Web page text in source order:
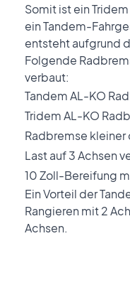
Somit ist ein
ein Tandem-
entsteht aufgrund
Folgende
verbaut:
Tandem AL-KO
Tridem AL-KO
Radbremse
Last auf 3 Achsen
10 Zoll-Bereifung
Ein Vorteil der
Rangieren mit 2
Achsen.